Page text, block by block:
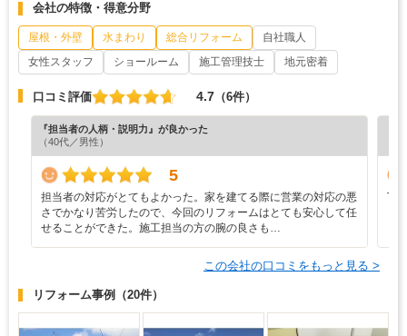
会社の特徴・得意分野
屋根・外壁 水まわり 総合リフォーム
自社職人
女性スタッフ
ショールーム 施工管理技士 地元密着
口コミ評価 4.7 （6件）
『担当者の人柄・説明力』が良かった
（40代／男性）
5
担当者の対応がとてもよかった。家を建てる際に営業の対応の悪
さでかなり苦労したので、今回のリフォームはとても安心して任
せることができた。施工担当の方の腕の良さも…
丁
この会社の口コミをもっと見る >
リフォーム事例 （20件）